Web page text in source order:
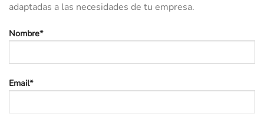
adaptadas a las necesidades de tu empresa.
Nombre*
Email*